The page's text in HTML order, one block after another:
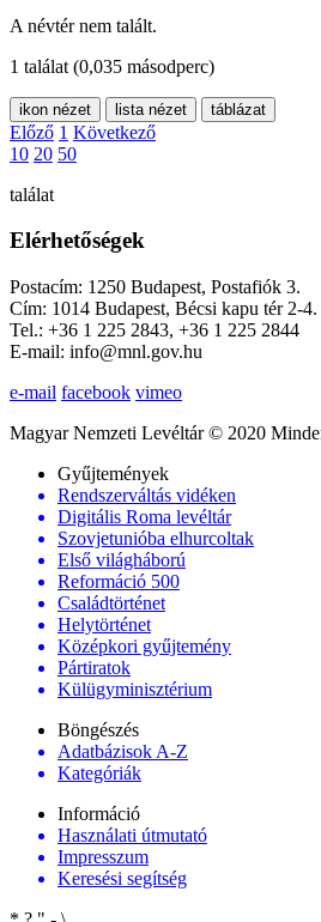
A névtér nem talált.
1 találat (0,035 másodperc)
ikon nézet lista nézet táblázat
Előző 1 Következő
10 20 50
találat
Elérhetőségek
Postacím: 1250 Budapest, Postafiók 3.
Cím: 1014 Budapest, Bécsi kapu tér 2-4.
Tel.: +36 1 225 2843, +36 1 225 2844
E-mail: info@mnl.gov.hu
e-mail facebook vimeo
Magyar Nemzeti Levéltár © 2020
Gyűjtemények
Rendszerváltás vidéken
Digitális Roma levéltár
Szovjetunióba elhurcoltak
Első világháború
Reformáció 500
Családtörténet
Helytörténet
Középkori gyűjtemény
Pártiratok
Külügyminisztérium
Böngészés
Adatbázisok A-Z
Kategóriák
Információ
Használati útmutató
Impresszum
Keresési segítség